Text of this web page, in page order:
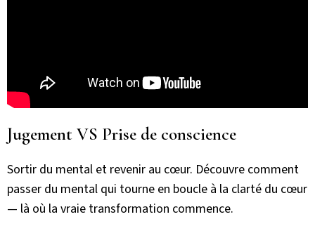
Jugement VS Prise de conscience
Sortir du mental et revenir au cœur. Découvre comment
passer du mental qui tourne en boucle à la clarté du cœur
— là où la vraie transformation commence.